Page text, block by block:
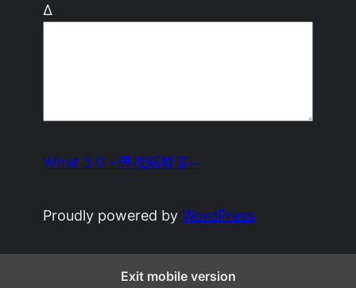
Δ
What 3.0 ~尋找新鮮事~
Proudly powered byWordPress
Exit mobile version